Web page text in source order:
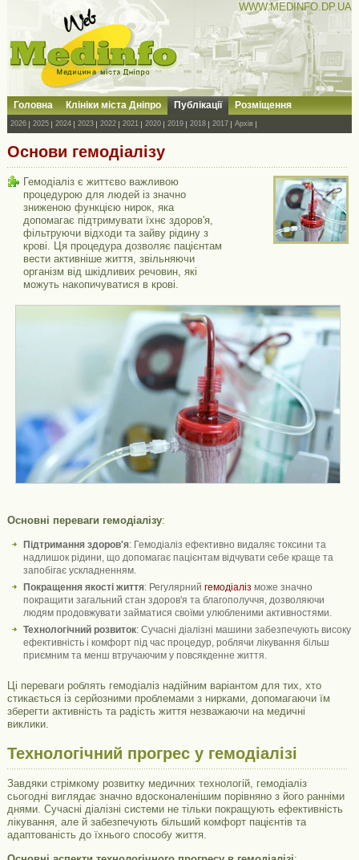
WWW.MEDINFO.DP.UA
Головна Клініки міста Дніпро Публікації Розміщення
2026 2025 2024 2023 2022 2021 2020 2019 2018 2017 Архів
Основи гемодіалізу
Гемодіаліз є життєво важливою
процедурою для людей із значно
зниженою функцією нирок, яка
допомагає підтримувати їхнє здоров'я,
фільтруючи відходи та зайву рідину з
крові. Ця процедура дозволяє пацієнтам
вести активніше життя, звільняючи
організм від шкідливих речовин, які
можуть накопичуватися в крові.
Основні переваги гемодіалізу:
Підтримання здоров'я: Гемодіаліз ефективно видаляє токсини та
надлишок рідини, що допомагає пацієнтам відчувати себе краще та
запобігає ускладненням.
Покращення якості життя: Регулярний гемодіаліз може значно
покращити загальний стан здоров'я та благополуччя, дозволяючи
людям продовжувати займатися своїми улюбленими активностями.
Технологічний розвиток: Сучасні діалізні машини забезпечують високу
ефективність і комфорт під час процедур, роблячи лікування більш
приємним та менш втручаючим у повсякденне життя.
Ці переваги роблять гемодіаліз надійним варіантом для тих, хто
стикається із серйозними проблемами з нирками, допомагаючи їм
зберегти активність та радість життя незважаючи на медичні
виклики.
Технологічний прогрес у гемодіалізі
Завдяки стрімкому розвитку медичних технологій, гемодіаліз
сьогодні виглядає значно вдосконаленішим порівняно з його ранніми
днями. Сучасні діалізні системи не тільки покращують ефективність
лікування, але й забезпечують більший комфорт пацієнтів та
адаптованість до їхнього способу життя.